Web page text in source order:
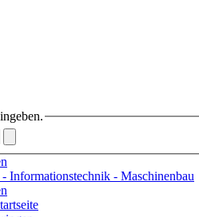
Informationstechnik - Maschinenbau